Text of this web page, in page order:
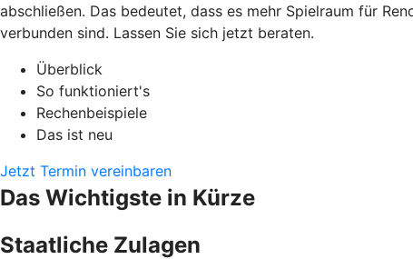
abschließen. Das bedeutet, dass es mehr Spielraum für
verbunden sind. Lassen Sie sich jetzt beraten.
Überblick
So funktioniert's
Rechenbeispiele
Das ist neu
Jetzt Termin vereinbaren
Das Wichtigste in Kürze
Staatliche Zulagen